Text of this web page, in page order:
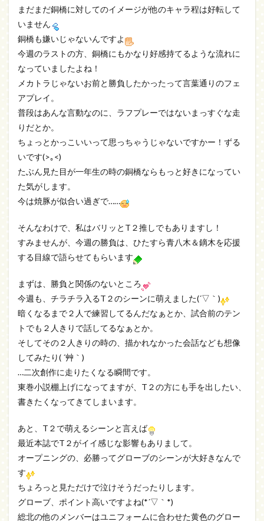
まだまだ銅橋に対してのイメージが他のキャラ程は好転して
いません
銅橋も嫌いじゃないんですよ
今週のラストの方、銅橋にもかなり好感持てるような流れに
なっていましたよね！
メカトラじゃないお前と勝負したかったって言葉通りのフェ
アプレイ。
普段はあんな言動なのに、ラフプレーではないまっすぐな走
りだとか。
ちょっとかっこいいって思っちゃうじゃないですかー！ずる
いです(>｡<)
たぶん見た目が一年生の時の銅橋ならもっと好きになってい
た気がします。
今は焼豚が似合い過ぎで……
そんなわけで、私はバリッとT２推しでもありますし！
すみませんが、今週の勝負は、ひたすら青八木＆鏑木を応援
する目線で語らせてもらいます
まずは、勝負と関係のないところ
今週も、チラチラ入るT２のシーンに萌えました(´▽｀)
暗くなるまで２人で練習してるんだなぁとか、試合前のテン
トでも２人きりで話してるなぁとか。
そしてその２人きりの時の、描かれなかった会話なども想像
してみたり( ´艸｀)
…二次創作に走りたくなる瞬間です。
東巻小説棚上げになってますが、T２の方にも手を出したい、
書きたくなってきてしまいます。
あと、T２で萌えるシーンと言えば
最近本誌でT２がイイ感じな影響もありまして。
オープニングの、必勝ってグローブのシーンが大好きなんで
す
ちょろっと見ただけで泣けそうだったりします。
グローブ、ポイント高いですよね(*´▽｀*)
総北の他のメンバーはユニフォームに合わせた黄色のグロー